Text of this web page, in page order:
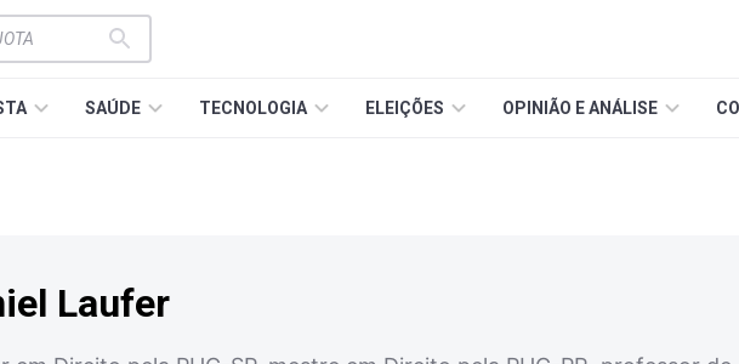
SAÚDE TECNOLOGIA ELEIÇÕES OPINIÃO E ANÁLISE
Laufer